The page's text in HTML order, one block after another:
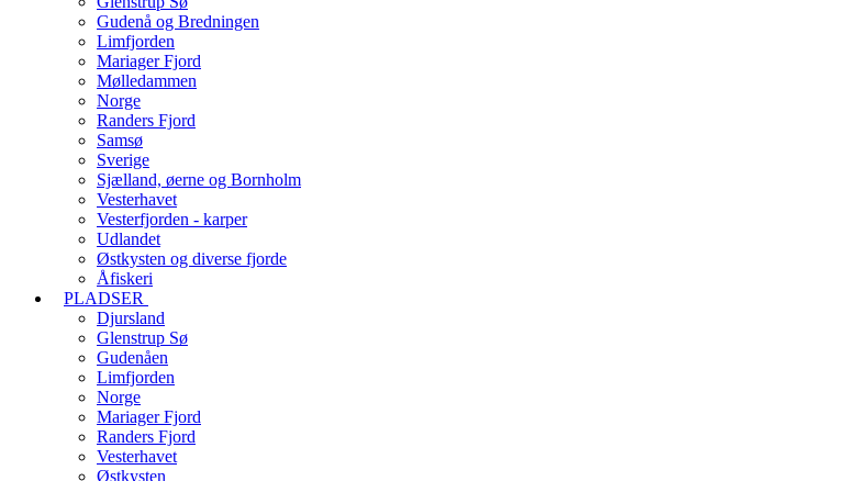
Gudenå og Bredningen
Limfjorden
Mariager Fjord
Mølledammen
Norge
Randers Fjord
Samsø
Sverige
Sjælland, øerne og Bornholm
Vesterhavet
Vesterfjorden - karper
Udlandet
Østkysten og diverse fjorde
Åfiskeri
PLADSER
Djursland
Glenstrup Sø
Gudenåen
Limfjorden
Norge
Mariager Fjord
Randers Fjord
Vesterhavet
Østkysten